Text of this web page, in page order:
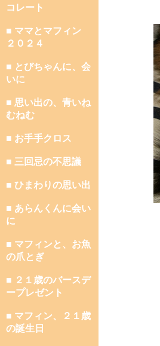
コレート
■ ママとマフィン
２０２４
■ とびちゃんに、会
いに
■ 思い出の、青いね
むねむ
■ お手手クロス
■ 三回忌の不思議
■ ひまわりの思い出
■ あらんくんに会い
に
■ マフィンと、お魚
の爪とぎ
■ ２１歳のバースデ
ープレゼント
■ マフィン、２１歳
の誕生日